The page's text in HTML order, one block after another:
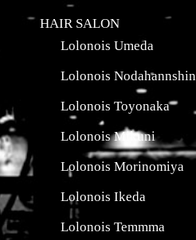
HAIR SALON
Lolonois Umeda
Lolonois Nodahannshin
Lolonois Toyonaka
Lolonois Mikuni
Lolonois Morinomiya
Lolonois Ikeda
Lolonois Temmma